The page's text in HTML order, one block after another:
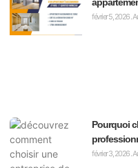
février 5, 2026
Pourquoi
février 3, 2026